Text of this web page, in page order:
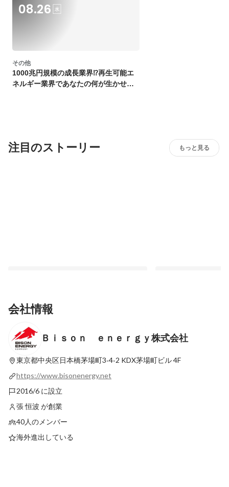
08.26 水
その他
1000兆円規模の成長業界⁉再生可能エ
ネルギー業界であなたの何が生かせる
注目のストーリー もっと見る
【Officeレポ＃２】Tea Time Breakをレポ
ート
最新順で表示
【インタビュー＃７
最新順で表示
会社情報
Ｂｉｓｏｎ ｅｎｅｒｇｙ株式会社
東京都中央区日本橋茅場町3‐4‐2 KDX茅場町ビル 4F
https://www.bisonenergy.net
2016/6 に設立
張 恒波 が創業
40人のメンバー
海外進出している